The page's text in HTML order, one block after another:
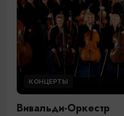
КОНЦЕРТЫ
Вивальди-Оркестр